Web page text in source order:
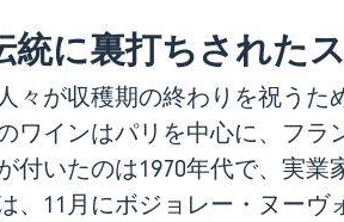
に裏打ちされた
が収穫期の終わりを祝うた
ワインはパリを中心に、フラ
いたのは1970年代で、実業
、11月にボジョレー・ヌーヴ